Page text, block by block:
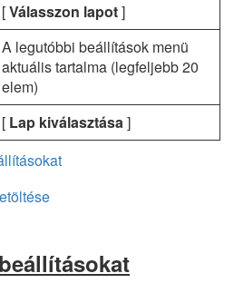
[Válasszon lapot]
A legutóbbi beállítások menü
aktuális tartalma (legfeljebb 20
elem)
[ Lap kiválasztása]